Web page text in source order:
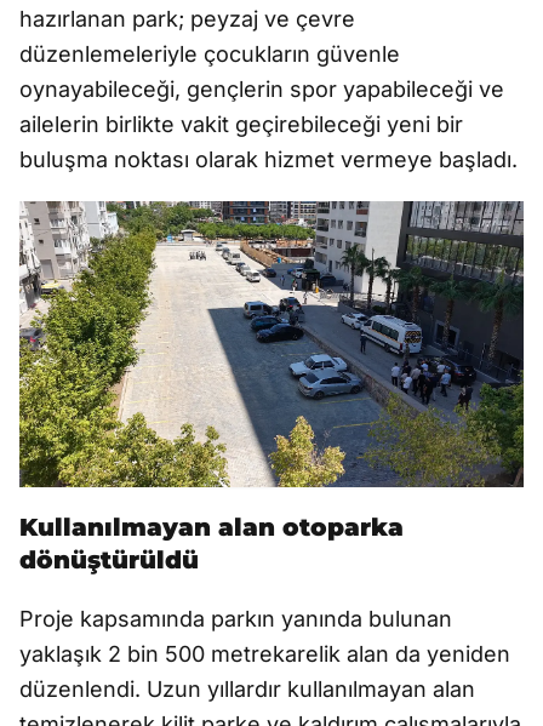
hazırlanan park; peyzaj ve çevre
düzenlemeleriyle çocukların güvenle
oynayabileceği, gençlerin spor yapabileceği ve
ailelerin birlikte vakit geçirebileceği yeni bir
buluşma noktası olarak hizmet vermeye başladı.
Kullanılmayan alan otoparka
dönüştürüldü
Proje kapsamında parkın yanında bulunan
yaklaşık 2 bin 500 metrekarelik alan da yeniden
düzenlendi. Uzun yıllardır kullanılmayan alan